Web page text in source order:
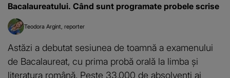
Bacalaureatului. Când sunt programate probele scrise
Teodora Argint reporter
Astăzi a debutat sesiunea de toamnă a examenului
de Bacalaureat, cu prima probă orală la limba și
literatura română. Peste 33.000 de absolvenți ai